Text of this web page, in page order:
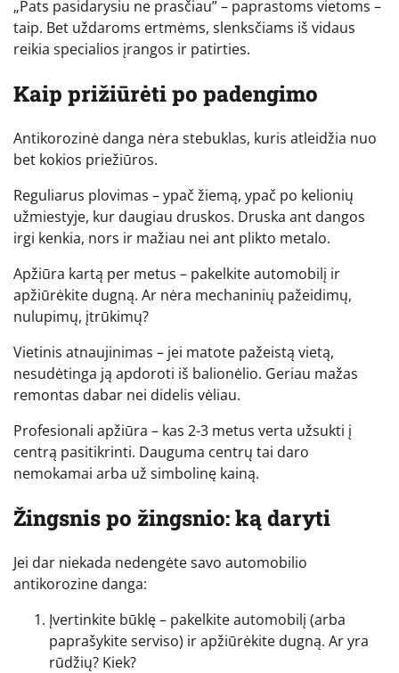
„Pats pasidarysiu ne prasčiau” – paprastoms vietoms –
taip. Bet uždaroms ertmėms, slenksčiams iš vidaus
reikia specialios įrangos ir patirties.
Kaip prižiūrėti po padengimo
Antikorozinė danga nėra stebuklas, kuris atleidžia nuo
bet kokios priežiūros.
Reguliarus plovimas – ypač žiemą, ypač po kelionių
užmiestyje, kur daugiau druskos. Druska ant dangos
irgi kenkia, nors ir mažiau nei ant plikto metalo.
Apžiūra kartą per metus – pakelkite automobilį ir
apžiūrėkite dugną. Ar nėra mechaninių pažeidimų,
nulupimų, įtrūkimų?
Vietinis atnaujinimas – jei matote pažeistą vietą,
nesudėtinga ją apdoroti iš balionėlio. Geriau mažas
remontas dabar nei didelis vėliau.
Profesionali apžiūra – kas 2-3 metus verta užsukti į
centrą pasitikrinti. Dauguma centrų tai daro
nemokamai arba už simbolinę kainą.
Žingsnis po žingsnio: ką daryti
Jei dar niekada nedengėte savo automobilio
antikorozine danga:
Įvertinkite būklę – pakelkite automobilį (arba
paprašykite serviso) ir apžiūrėkite dugną. Ar yra
rūdžių? Kiek?